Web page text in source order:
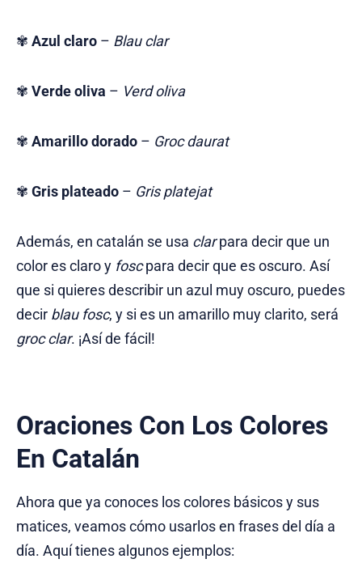
✾ Azul claro – Blau clar
✾ Verde oliva – Verd oliva
✾ Amarillo dorado – Groc daurat
✾ Gris plateado – Gris platejat
Además, en catalán se usa clarpara decir que un
color es claro y foscpara decir que es oscuro. Así
que si quieres describir un azul muy oscuro, puedes
decir blau fosc, y si es un amarillo muy clarito, será
groc clar. ¡Así de fácil!
Oraciones Con Los Colores
En Catalán
Ahora que ya conoces los colores básicos y sus
matices, veamos cómo usarlos en frases del día a
día. Aquí tienes algunos ejemplos: